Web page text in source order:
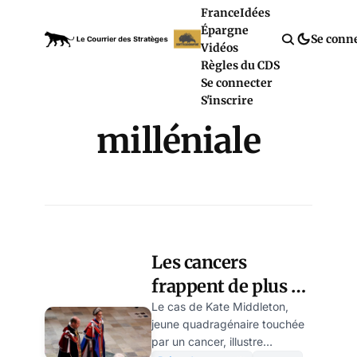
FranceIdées
Épargne
Vidéos
Règles du CDS
Se connecter
S'inscrire
Se
milléniale
Les cancers
frappent de plus en
plus les moins de
50 ans
Le cas de Kate Middleton,
jeune quadragénaire touchée
par un cancer, illustre